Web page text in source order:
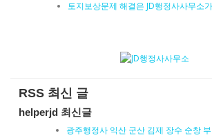
토지보상문제 해결은 JD행정사사무소
RSS 최신 글
helperjd 최신글
광주행정사 익산 군산 김제 장수 순창